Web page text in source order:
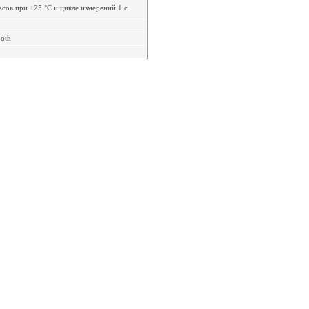
при +25 °C и цикле измерений 1 с